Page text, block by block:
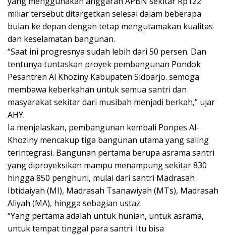
miliar tersebut ditargetkan selesai dalam beberapa
bulan ke depan dengan tetap mengutamakan kualitas
dan keselamatan bangunan.
“Saat ini progresnya sudah lebih dari 50 persen. Dan
tentunya tuntaskan proyek pembangunan Pondok
Pesantren Al Khoziny Kabupaten Sidoarjo. semoga
membawa keberkahan untuk semua santri dan
masyarakat sekitar dari musibah menjadi berkah,” ujar
AHY.
Ia menjelaskan, pembangunan kembali Ponpes Al-
Khoziny mencakup tiga bangunan utama yang saling
terintegrasi. Bangunan pertama berupa asrama santri
yang diproyeksikan mampu menampung sekitar 830
hingga 850 penghuni, mulai dari santri Madrasah
Ibtidaiyah (MI), Madrasah Tsanawiyah (MTs), Madrasah
Aliyah (MA), hingga sebagian ustaz.
“Yang pertama adalah untuk hunian, untuk asrama,
untuk tempat tinggal para santri. Itu bisa